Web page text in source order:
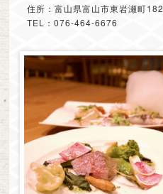
住所：富山県富山市東岩瀬町182
TEL：076-464-6676